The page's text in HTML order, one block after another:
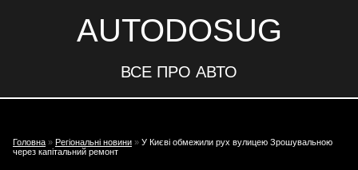
AUTODOSUG
ВСЕ ПРО АВТО
Головна » Регіональні новини » У Києві обмежили рух вулицею Зрошувальною
через капітальний ремонт